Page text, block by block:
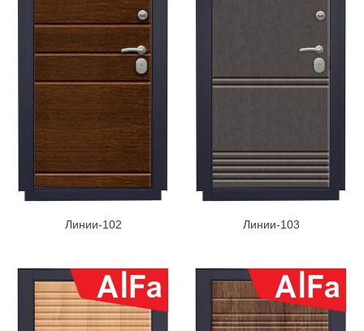
Линии-102 Линии-103